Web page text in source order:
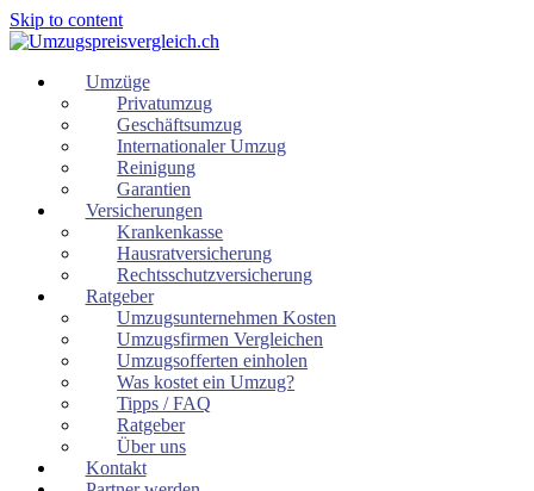
Skip to content
Umzüge
Privatumzug
Geschäftsumzug
Internationaler Umzug
Reinigung
Garantien
Versicherungen
Krankenkasse
Hausratversicherung
Rechtsschutzversicherung
Ratgeber
Umzugsunternehmen Kosten
Umzugsfirmen Vergleichen
Umzugsofferten einholen
Was kostet ein Umzug?
Tipps / FAQ
Ratgeber
Über uns
Kontakt